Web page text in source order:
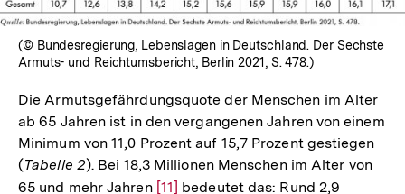
(© Bundesregierung, Lebenslagen in Deutschland. Der Sechste
Armuts- und Reichtumsbericht, Berlin 2021, S. 478.)
Die Armutsgefährdungsquote der Menschen im Alter
ab 65 Jahren ist in den vergangenen Jahren von einem
Minimum von 11,0 Prozent auf 15,7 Prozent gestiegen
(Tabelle 2). Bei 18,3 Millionen Menschen im Alter von
65 und mehr Jahren Zur
[11] bedeutet das: Rund 2,9